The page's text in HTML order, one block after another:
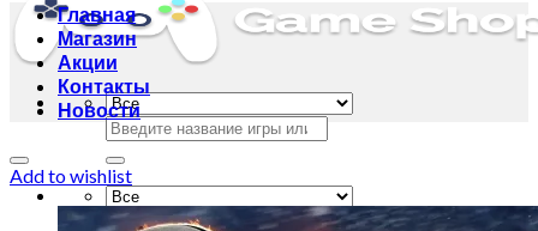
Искать:
Искать:
Главная
Магазин
Акции
Контакты
Новости
Add to wishlist